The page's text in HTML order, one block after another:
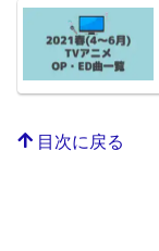
目次に戻る